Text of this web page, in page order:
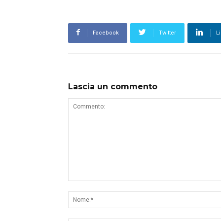
Facebook Twitter
Lascia un commento